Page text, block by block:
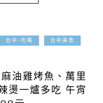
台中-吃喝 台中美食
油雞烤魚、萬里
燙一爐多吃 午宵